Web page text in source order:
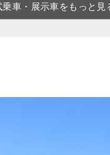
乗車・展示車をもっと見